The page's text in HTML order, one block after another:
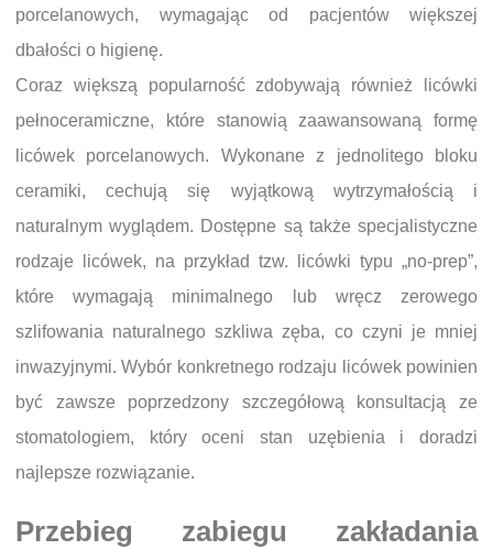
porcelanowych, wymagając od pacjentów większej
dbałości o higienę.
Coraz większą popularność zdobywają również licówki
pełnoceramiczne, które stanowią zaawansowaną formę
licówek porcelanowych. Wykonane z jednolitego bloku
ceramiki, cechują się wyjątkową wytrzymałością i
naturalnym wyglądem. Dostępne są także specjalistyczne
rodzaje licówek, na przykład tzw. licówki typu „no-prep”,
które wymagają minimalnego lub wręcz zerowego
szlifowania naturalnego szkliwa zęba, co czyni je mniej
inwazyjnymi. Wybór konkretnego rodzaju licówek powinien
być zawsze poprzedzony szczegółową konsultacją ze
stomatologiem, który oceni stan uzębienia i doradzi
najlepsze rozwiązanie.
Przebieg zabiegu zakładania